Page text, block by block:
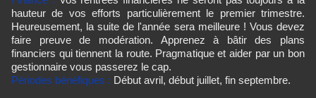
hauteur de vos efforts particulièrement le premier trimestre.
Heureusement, la suite de l'année sera meilleure ! Vous devez
faire preuve de modération. Apprenez à bâtir des plans
financiers qui tiennent la route. Pragmatique et aider par un bon
gestionnaire vous passerez le cap.
Périodes bénéfiques : Début avril, début juillet, fin septembre.